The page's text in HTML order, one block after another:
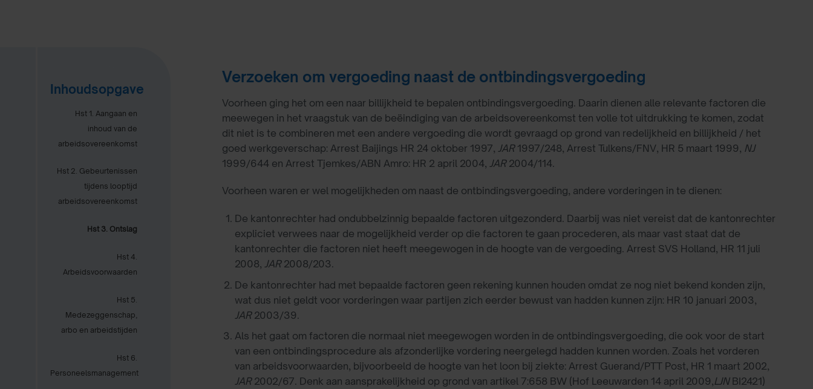
Inhoudsopgave
Hst 1. Aangaan en
inhoud van de
arbeidsovereenkomst
Hst 2. Gebeurtenissen
tijdens looptijd
arbeidsovereenkomst
Hst 3. Ontslag
Hst 4.
Arbeidsvoorwaarden
Hst 5.
Medezeggenschap,
arbo en arbeidstijden
Hst 6.
Personeelsmanagement
Verzoeken om vergoeding naast de ontbindingsvergoeding
Voorheen ging het om een naar billijkheid te bepalen ontbindingsvergoeding. Daarin dienen alle relevante factoren die
meewegen in het vraagstuk van de beëindiging van de arbeidsovereenkomst ten volle tot uitdrukking te komen, zodat
dit niet is te combineren met een andere vergoeding die wordt gevraagd op grond van redelijkheid en billijkheid / het
goed werkgeverschap: Arrest Baijings HR 24 oktober 1997, JAR1997/248, Arrest Tulkens/FNV, HR 5 maart 1999, NJ
1999/644 en Arrest Tjemkes/ABN Amro: HR 2 april 2004, JAR2004/114.
Voorheen waren er wel mogelijkheden om naast de ontbindingsvergoeding, andere vorderingen in te dienen:
De kantonrechter had ondubbelzinnig bepaalde factoren uitgezonderd. Daarbij was niet vereist dat de kantonrechter
expliciet verwees naar de mogelijkheid verder op die factoren te gaan procederen, als maar vast staat dat de
kantonrechter die factoren niet heeft meegewogen in de hoogte van de vergoeding. Arrest SVS Holland, HR 11 juli
2008, JAR2008/203.
De kantonrechter had met bepaalde factoren geen rekening kunnen houden omdat ze nog niet bekend konden zijn,
wat dus niet geldt voor vorderingen waar partijen zich eerder bewust van hadden kunnen zijn: HR 10 januari 2003,
JAR2003/39.
Als het gaat om factoren die normaal niet meegewogen worden in de ontbindingsvergoeding, die ook voor de start
van een ontbindingsprocedure als afzonderlijke vordering neergelegd hadden kunnen worden. Zoals het vorderen
van arbeidsvoorwaarden, bijvoorbeeld de hoogte van het loon bij ziekte: Arrest Guerand/PTT Post, HR 1 maart 2002,
JAR2002/67. Denk aan aansprakelijkheid op grond van artikel 7:658 BW (Hof Leeuwarden 14 april 2009,LJNBI2421)